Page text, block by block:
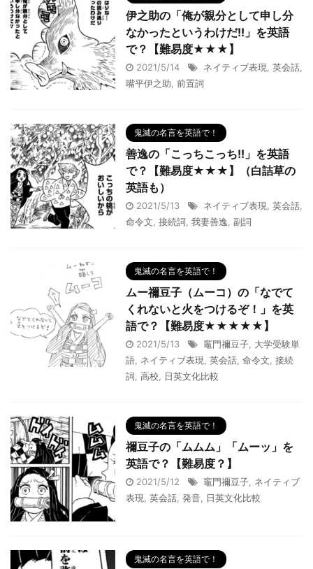
伊之助の「俺が親分として申し分
なかったというわけだ!!」を英語
で？【難易度★★★】
2021/5/14 ネイティブ表現 英会話
嘴平伊之助 前置詞
鬼滅の名言を英語で！
善逸の「こっちこっち!!」を英語
で？【難易度★★★】（白詰草の
英語も）
2021/5/13 ネイティブ表現 英会話
命令文 接続詞 我妻善逸 副詞
鬼滅の名言を英語で！
ムー禰豆子（ムーコ）の「なでて
くれないと火をつけるぞ！」を英
語で？【難易度★★★★★】
2021/5/13 竈門禰豆子 大学受験単
語 ネイティブ表現 英会話 命令文 接続
詞 高校 日英文化比較
鬼滅の名言を英語で！
禰豆子の「ムムム」「ムーッ」を
英語で？【難易度？】
2021/5/12 竈門禰豆子 ネイティブ
表現
英会話 発音 日英文化比較
鬼滅の名言を英語で！